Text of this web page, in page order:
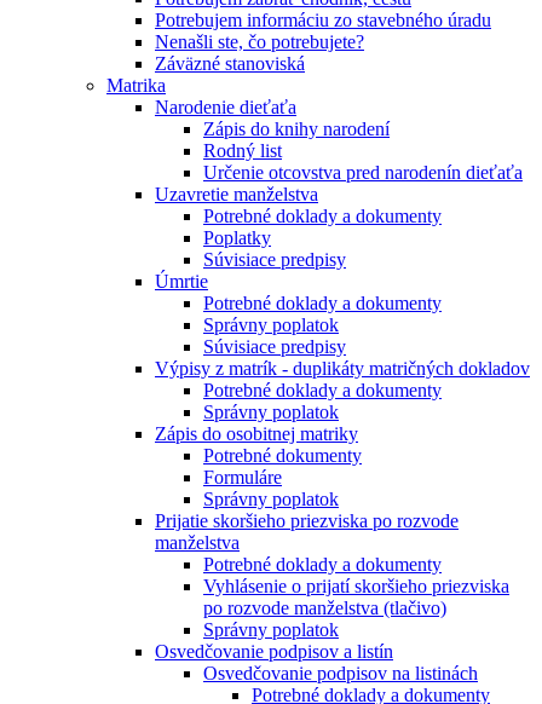
Potrebujem informáciu zo stavebného úradu
Nenašli ste, čo potrebujete?
Záväzné stanoviská
Matrika
Narodenie dieťaťa
Zápis do knihy narodení
Rodný list
Určenie otcovstva pred narodenín dieťaťa
Uzavretie manželstva
Potrebné doklady a dokumenty
Poplatky
Súvisiace predpisy
Úmrtie
Potrebné doklady a dokumenty
Správny poplatok
Súvisiace predpisy
Výpisy z matrík - duplikáty matričných dokladov
Potrebné doklady a dokumenty
Správny poplatok
Zápis do osobitnej matriky
Potrebné dokumenty
Formuláre
Správny poplatok
Prijatie skoršieho priezviska po rozvode
manželstva
Potrebné doklady a dokumenty
Vyhlásenie o prijatí skoršieho priezviska
po rozvode manželstva (tlačivo)
Správny poplatok
Osvedčovanie podpisov a listín
Osvedčovanie podpisov na listinách
Potrebné doklady a dokumenty